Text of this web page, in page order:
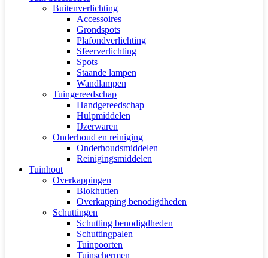
Buitenverlichting
Accessoires
Grondspots
Plafondverlichting
Sfeerverlichting
Spots
Staande lampen
Wandlampen
Tuingereedschap
Handgereedschap
Hulpmiddelen
IJzerwaren
Onderhoud en reiniging
Onderhoudsmiddelen
Reinigingsmiddelen
Tuinhout
Overkappingen
Blokhutten
Overkapping benodigdheden
Schuttingen
Schutting benodigdheden
Schuttingpalen
Tuinpoorten
Tuinschermen